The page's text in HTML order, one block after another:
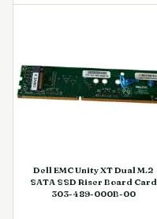
Dell EMC Unity XT Dual M.2
SATA SSD Riser Board Card
303-489-000B-00